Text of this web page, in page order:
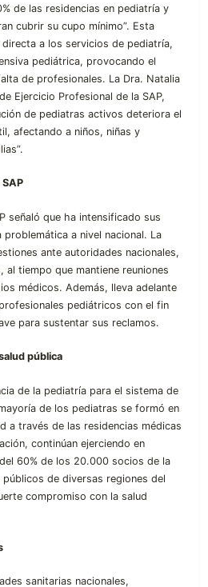
de las residencias en pediatría y
cubrir su cupo mínimo”. Esta
a los servicios de pediatría,
pediátrica, provocando el
de profesionales. La Dra. Natalia
Ejercicio Profesional de la SAP,
de pediatras activos deteriora el
afectando a niños, niñas y
señaló que ha intensificado sus
a nivel nacional. La
ante autoridades nacionales,
al tiempo que mantiene reuniones
médicos. Además, lleva adelante
pediátricos con el fin
para sustentar sus reclamos.
pública
de la pediatría para el sistema de
de los pediatras se formó en
a través de las residencias médicas
continúan ejerciendo en
60% de los 20.000 socios de la
de diversas regiones del
compromiso con la salud
sanitarias nacionales,